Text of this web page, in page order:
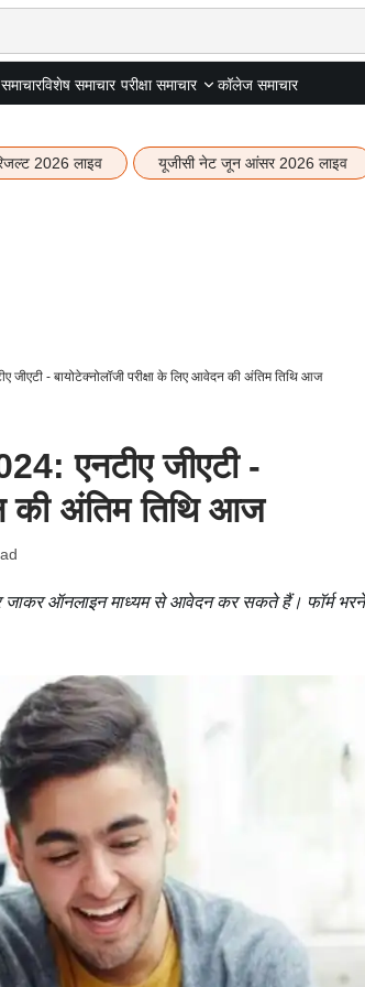
विशेष समाचार परीक्षा समाचार कॉलेज समाचार
2026 लाइव यूजीसी नेट जून आंसर 2026 लाइव
- बायोटेक्नोलॉजी परीक्षा के लिए आवेदन की अंतिम तिथि आज
एनटीए जीएटी -
की अंतिम तिथि आज
जाकर ऑनलाइन माध्यम से आवेदन कर सकते हैं। फॉर्म